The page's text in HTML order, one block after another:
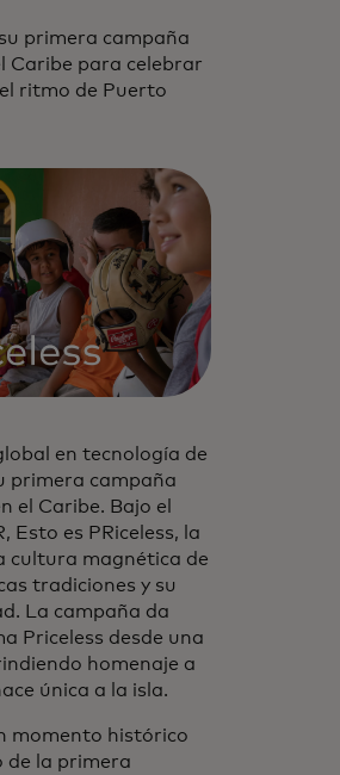
primera campaña
Caribe para celebrar
ritmo de Puerto
en tecnología de
primera campaña
el Caribe. Bajo el
Esto es PRiceless, la
cultura magnética de
tradiciones y su
La campaña da
Priceless desde una
homenaje a
única a la isla.
momento histórico
de la primera